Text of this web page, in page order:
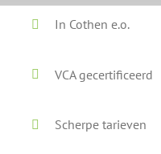
In Cothen e.o.
VCA gecertificeerd
Scherpe tarieven